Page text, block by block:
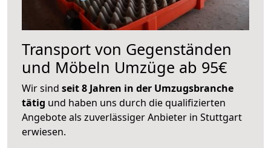
Transport von Gegenständen
und Möbeln Umzüge ab 95€
Wir sind seit 8 Jahren in der Umzugsbranche
tätig und haben uns durch die qualifizierten
Angebote als zuverlässiger Anbieter in Stuttgart
erwiesen.